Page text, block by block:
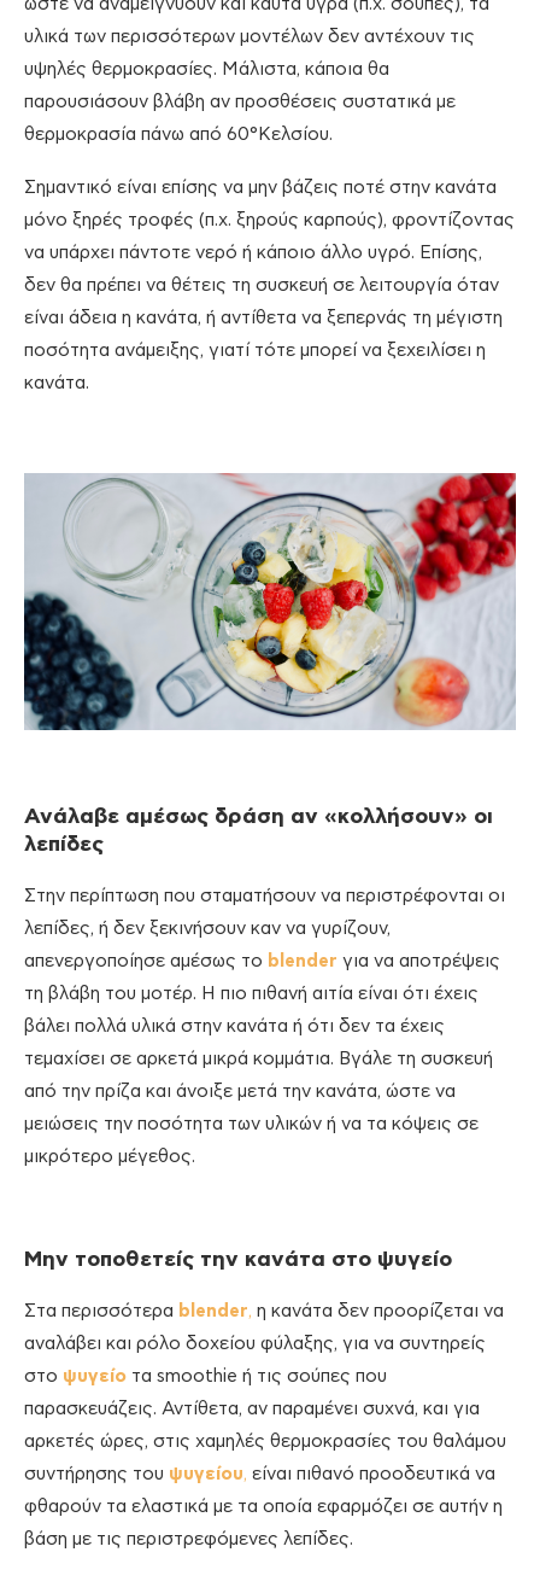
ώστε να αναμειγνύουν και καυτά υγρά (π.χ. σούπες), τα
υλικά των περισσότερων μοντέλων δεν αντέχουν τις
υψηλές θερμοκρασίες. Μάλιστα, κάποια θα
παρουσιάσουν βλάβη αν προσθέσεις συστατικά με
θερμοκρασία πάνω από 60°Κελσίου.
Σημαντικό είναι επίσης να μην βάζεις ποτέ στην κανάτα
μόνο ξηρές τροφές (π.χ. ξηρούς καρπούς), φροντίζοντας
να υπάρχει πάντοτε νερό ή κάποιο άλλο υγρό. Επίσης,
δεν θα πρέπει να θέτεις τη συσκευή σε λειτουργία όταν
είναι άδεια η κανάτα, ή αντίθετα να ξεπερνάς τη μέγιστη
ποσότητα ανάμειξης, γιατί τότε μπορεί να ξεχειλίσει η
κανάτα.
Ανάλαβε αμέσως δράση αν «κολλήσουν» οι
λεπίδες
Στην περίπτωση που σταματήσουν να περιστρέφονται οι
λεπίδες, ή δεν ξεκινήσουν καν να γυρίζουν,
απενεργοποίησε αμέσως το blender για να αποτρέψεις
τη βλάβη του μοτέρ. Η πιο πιθανή αιτία είναι ότι έχεις
βάλει πολλά υλικά στην κανάτα ή ότι δεν τα έχεις
τεμαχίσει σε αρκετά μικρά κομμάτια. Βγάλε τη συσκευή
από την πρίζα και άνοιξε μετά την κανάτα, ώστε να
μειώσεις την ποσότητα των υλικών ή να τα κόψεις σε
μικρότερο μέγεθος.
Μην τοποθετείς την κανάτα στο ψυγείο
Στα περισσότερα blender, η κανάτα δεν προορίζεται να
αναλάβει και ρόλο δοχείου φύλαξης, για να συντηρείς
στο ψυγείο τα smoothie ή τις σούπες που
παρασκευάζεις. Αντίθετα, αν παραμένει συχνά, και για
αρκετές ώρες, στις χαμηλές θερμοκρασίες του θαλάμου
συντήρησης του ψυγείου, είναι πιθανό προοδευτικά να
φθαρούν τα ελαστικά με τα οποία εφαρμόζει σε αυτήν η
βάση με τις περιστρεφόμενες λεπίδες.